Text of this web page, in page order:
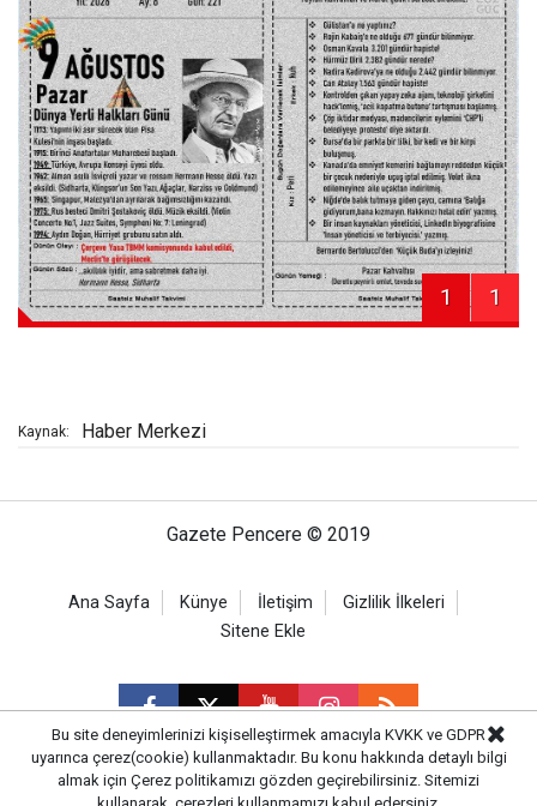
1 1
Kaynak: Haber Merkezi
Gazete Pencere © 2019
Ana Sayfa Künye İletişim
Gizlilik İlkeleri
Sitene Ekle
CM Bilişim
Bu site deneyimlerinizi kişiselleştirmek amacıyla KVKK ve GDPR
uyarınca çerez(cookie) kullanmaktadır. Bu konu hakkında detaylı bilgi
almak için Çerez politikamızı gözden geçirebilirsiniz. Sitemizi